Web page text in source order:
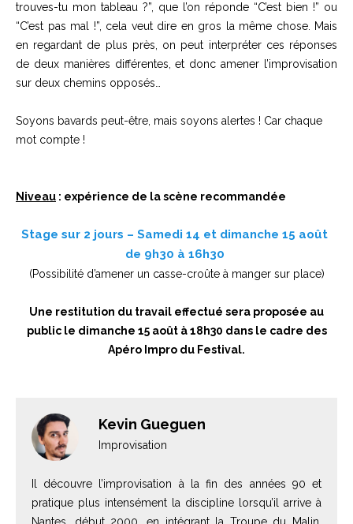
trouves-tu mon tableau ?”, que l’on réponde “C’est bien !” ou
“C’est pas mal !”, cela veut dire en gros la même chose. Mais
en regardant de plus près, on peut interpréter ces réponses
de deux manières différentes, et donc amener l’improvisation
sur deux chemins opposés…
Soyons bavards peut-être, mais soyons alertes ! Car chaque
mot compte !
Niveau : expérience de la scène recommandée
Stage sur 2 jours – Samedi 14 et dimanche 15 août
de 9h30 à 16h30
(Possibilité d’amener un casse-croûte à manger sur place)
Une restitution du travail effectué sera proposée au
public le dimanche 15 août à 18h30 dans le cadre des
Apéro Impro du Festival.
Kevin Gueguen
Improvisation
Il découvre l’improvisation à la fin des années 90 et
pratique plus intensément la discipline lorsqu’il arrive à